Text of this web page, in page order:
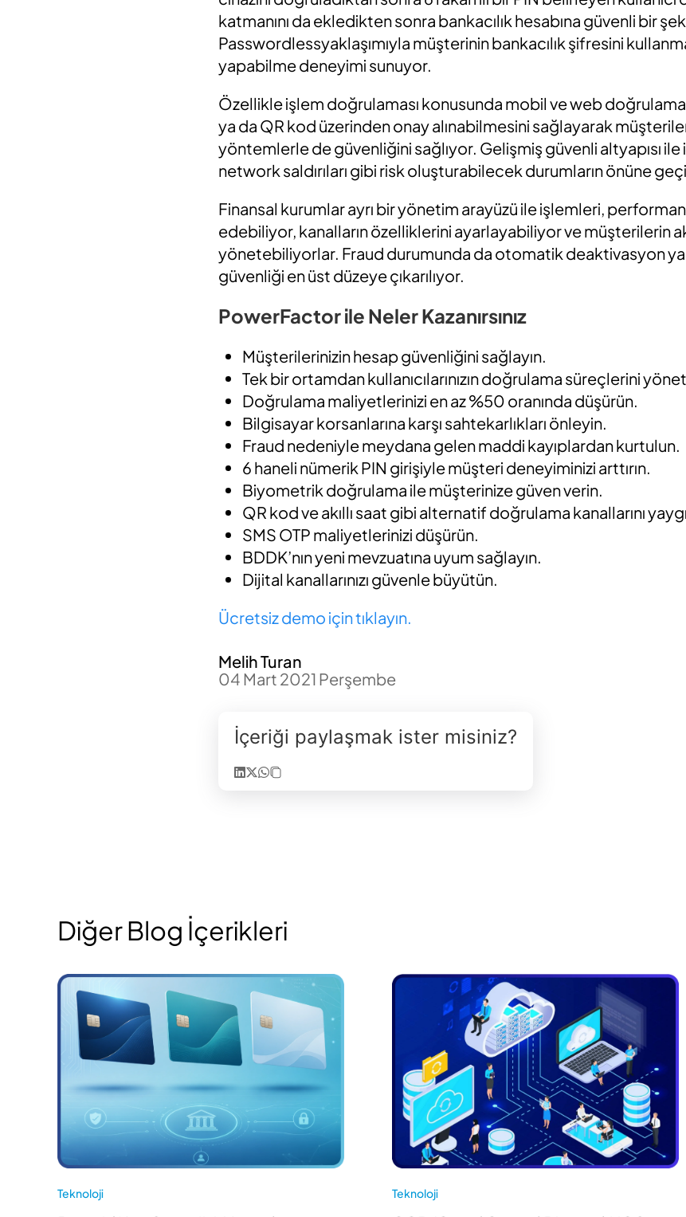
katmanını da ekledikten sonra bankacılık hesabına güvenli bir
Passwordlessyaklaşımıyla müşterinin bankacılık şifresini
yapabilme deneyimi sunuyor.
Özellikle işlem doğrulaması konusunda mobil ve web
ya da QR kod üzerinden onay alınabilmesini sağlayarak
yöntemlerle de güvenliğini sağlıyor. Gelişmiş güvenli altyapısı ile
network saldırıları gibi risk oluşturabilecek durumların önüne
Finansal kurumlar ayrı bir yönetim arayüzü ile işlemleri,
edebiliyor, kanalların özelliklerini ayarlayabiliyor ve müşterilerin
yönetebiliyorlar. Fraud durumunda da otomatik deaktivasyon
güvenliği en üst düzeye çıkarılıyor.
PowerFactor ile Neler Kazanırsınız
Müşterilerinizin hesap güvenliğini sağlayın.
Tek bir ortamdan kullanıcılarınızın doğrulama süreçlerini
Doğrulama maliyetlerinizi en az %50 oranında düşürün.
Bilgisayar korsanlarına karşı sahtekarlıkları önleyin.
Fraud nedeniyle meydana gelen maddi kayıplardan kurtulun.
6 haneli nümerik PIN girişiyle müşteri deneyiminizi arttırın.
Biyometrik doğrulama ile müşterinize güven verin.
QR kod ve akıllı saat gibi alternatif doğrulama kanallarını
SMS OTP maliyetlerinizi düşürün.
BDDK’nın yeni mevzuatına uyum sağlayın.
Dijital kanallarınızı güvenle büyütün.
Ücretsiz demo için tıklayın.
Melih Turan
04 Mart 2021 Perşembe
İçeriği paylaşmak ister misiniz?
Diğer Blog İçerikleri
Teknoloji Teknoloji